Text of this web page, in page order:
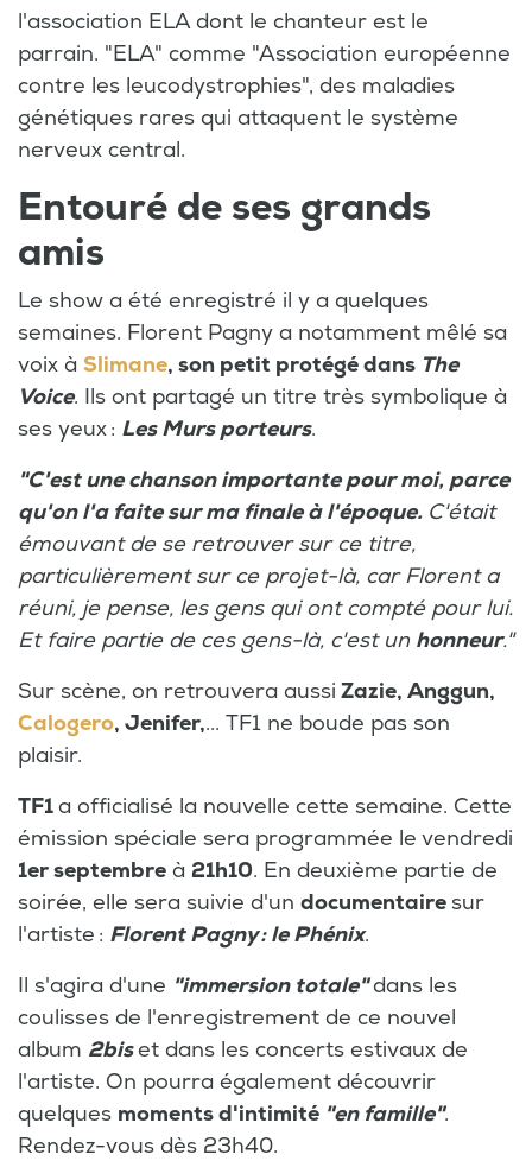
l'association ELA dont le chanteur est le
parrain. "ELA" comme "Association européenne
contre les leucodystrophies", des maladies
génétiques rares qui attaquent le système
nerveux central.
Entouré de ses grands
amis
Le show a été enregistré il y a quelques
semaines. Florent Pagny a notamment mêlé sa
voix à Slimane, son petit protégé dans The
Voice. Ils ont partagé un titre très symbolique à
ses yeux : Les Murs porteurs.
"C'est une chanson importante pour moi, parce
qu'on l'a faite sur ma finale à l'époque. C'était
émouvant de se retrouver sur ce titre,
particulièrement sur ce projet-là, car Florent a
réuni, je pense, les gens qui ont compté pour lui.
Et faire partie de ces gens-là, c'est un honneur."
Sur scène, on retrouvera aussi Zazie, Anggun,
Calogero, Jenifer,... TF1 ne boude pas son
plaisir.
TF1a officialisé la nouvelle cette semaine. Cette
émission spéciale sera programmée le vendredi
1er septembre à 21h10. En deuxième partie de
soirée, elle sera suivie d'un documentairesur
l'artiste : Florent Pagny : le Phénix.
Il s'agira d'une "immersion totale"dans les
coulisses de l'enregistrement de ce nouvel
album 2biset dans les concerts estivaux de
l'artiste. On pourra également découvrir
quelques moments d'intimité "en famille".
Rendez-vous dès 23h40.